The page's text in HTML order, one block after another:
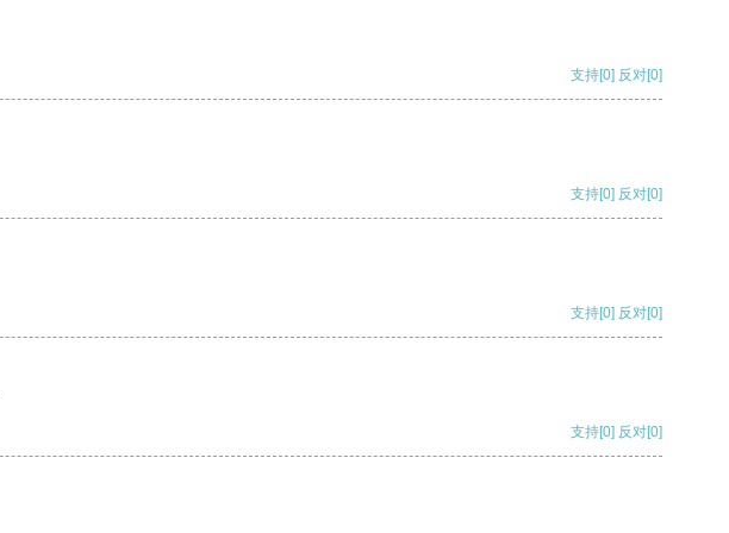
支持[0] 反对[0]
支持[0] 反对[0]
支持[0] 反对[0]
支持[0] 反对[0]